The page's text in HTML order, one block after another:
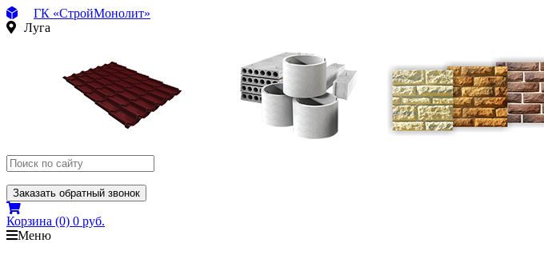
ГК «СтройМонолит»
Луга
Заказать обратный звонок
Корзина (0) 0 руб.
Меню